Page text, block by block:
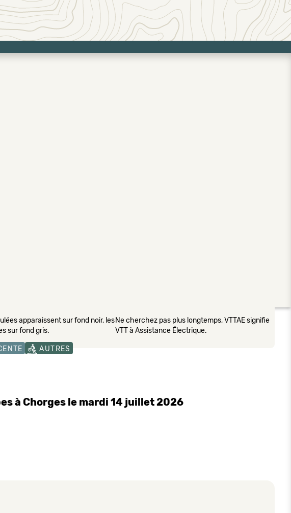
apparaissent sur fond noir, les
sur fond gris.
Ne cherchez pas plus longtemps, VTTAE signifie
VTT à Assistance Électrique.
AUTRES
à Chorges le mardi 14 juillet 2026